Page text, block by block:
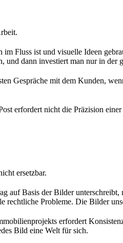
im Fluss ist und visuelle Ideen
und dann investiert man nur in
Gespräche mit dem Kunden,
erfordert nicht die Präzision
ersetzbar.
auf Basis der Bilder
rechtliche Probleme. Die Bilder
erfordert
Bild eine Welt für sich.